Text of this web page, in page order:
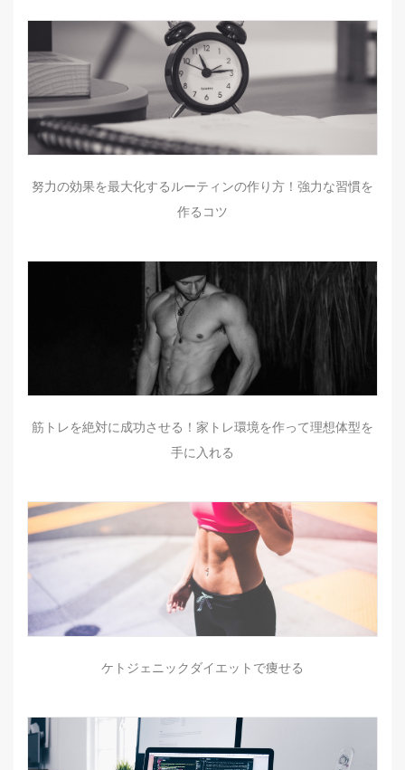
努力の効果を最大化するルーティンの作り方！強力な習慣を
作るコツ
筋トレを絶対に成功させる！家トレ環境を作って理想体型を
手に入れる
ケトジェニックダイエットで痩せる